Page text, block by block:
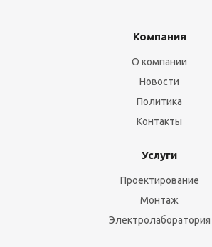
Компания
О компании
Новости
Политика
Контакты
Услуги
Проектирование
Монтаж
Электролаборатория